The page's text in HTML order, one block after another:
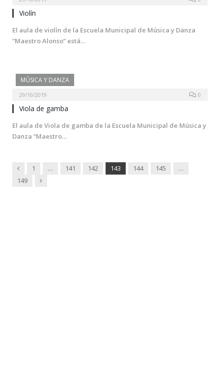
Violín
El aula de violín de la Escuela Municipal de Música y Danza
“Maestro Alonso” está…
MÚSICA Y DANZA
29/10/2019 0
Viola de gamba
El aula de Viola de gamba de la Escuela Municipal de Música y
Danza “Maestro…
Previous
1 … 141 142 143 144 145
…
149
Next